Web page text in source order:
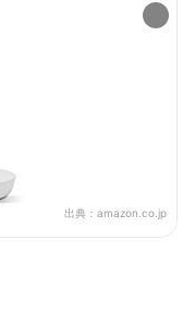
出典： amazon.co.jp